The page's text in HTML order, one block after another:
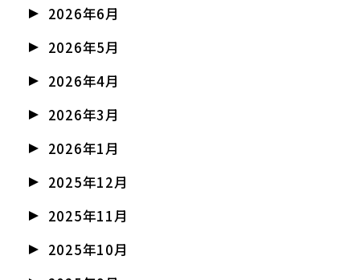
2026年6月
2026年5月
2026年4月
2026年3月
2026年1月
2025年12月
2025年11月
2025年10月